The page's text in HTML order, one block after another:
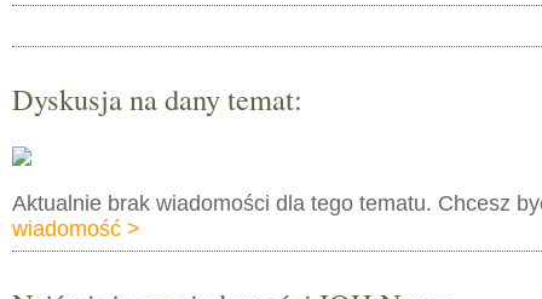
Dyskusja na dany temat:
Aktualnie brak wiadomości dla tego tematu. Chcesz
wiadomość >